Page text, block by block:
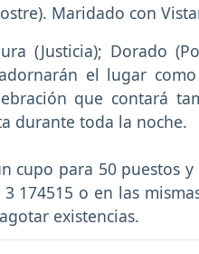
Maridado con
(Justicia); Dorado
el lugar
que contará
durante toda la noche.
cupo para 50 puestos
174515 o en las
existencias.